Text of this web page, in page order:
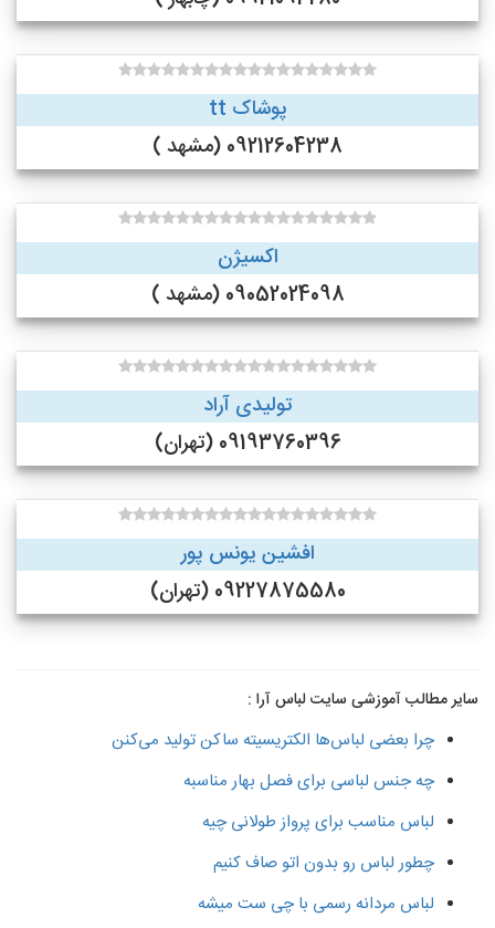
پوشاک tt
09212604238 (مشهد )
اکسیژن
09052024098 (مشهد )
تولیدی آراد
09193760396 (تهران)
افشین یونس پور
09227875580 (تهران)
سایر مطالب آموزشی سایت لباس آرا :
چرا بعضی لباس‌ها الکتریسیته ساکن تولید می‌کنن
چه جنس لباسی برای فصل بهار مناسبه
لباس مناسب برای پرواز طولانی چیه
چطور لباس رو بدون اتو صاف کنیم
لباس مردانه رسمی با چی ست میشه